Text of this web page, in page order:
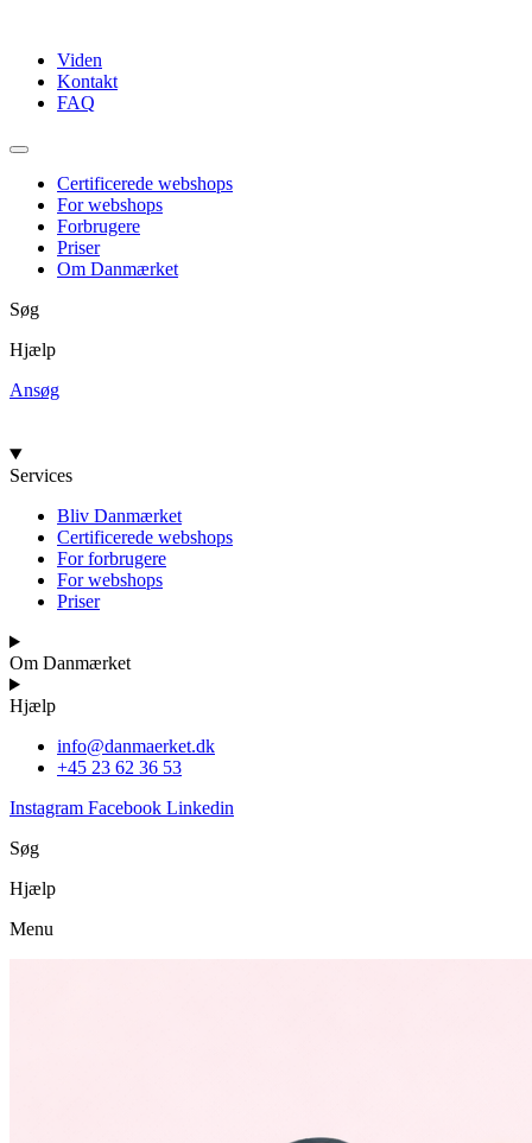
indholdViden
Kontakt
FAQ
Certificerede webshops
For webshops
Forbrugere
Priser
Om Danmærket
Søg
Hjælp
Ansøg
Services
Bliv Danmærket
Certificerede webshops
For forbrugere
For webshops
Priser
Om Danmærket
Hjælp
info@danmaerket.dk
+45 23 62 36 53
Instagram Facebook Linkedin
Søg
Hjælp
Menu